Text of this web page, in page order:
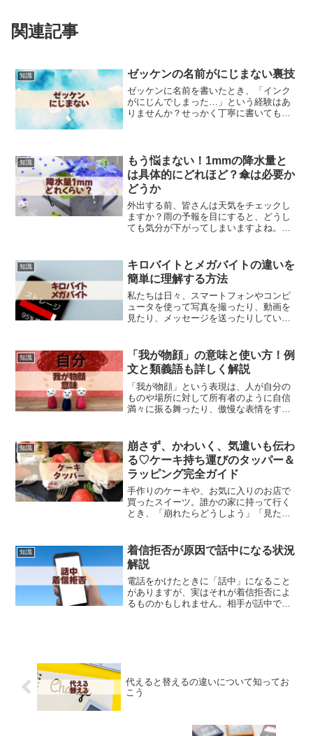
関連記事
知識 ゼッケンの名前がにじまない裏技
ゼッケンに名前を書いたとき、「インク
がにじんでしまった…」という経験はあ
りませんか？せっかく丁寧に書いても、
じまない裏技やアイデアを徹...
知識
もう悩まない！1mmの降水量と
は具体的にどれほど？傘は必要か
どうか
外出する前、皆さんは天気をチェックし
ますか？雨の予報を目にすると、どうし
ても気分が下がってしまいますよね。特
す。しかし、雨の予報を見たからと言っ
て、すぐに計画を変える必...
知識
キロバイトとメガバイトの違いを
簡単に理解する方法
私たちは日々、スマートフォンやコンピ
ュータを使って写真を撮ったり、動画を
見たり、メッセージを送ったりしていま
「1メガバイト(MB)」や「1ギガバイト
(GB)」といった言...
知識
「我が物顔」の意味と使い方！例
文と類義語も詳しく解説
「我が物顔」という表現は、人が自分の
ものや場所に対して所有者のように自信
満々に振る舞ったり、傲慢な表情をする
分のものかのように振る舞う人を指摘す
る際に使われます。たとえ...
知識
崩さず、かわいく、気遣いも伝わ
る♡ケーキ持ち運びのタッパー＆
ラッピング完全ガイド
手作りのケーキや、お気に入りのお店で
買ったスイーツ。誰かの家に持って行く
とき、「崩れたらどうしよう」「見た目
に、電車や自転車などで移動する時は、
ちょっとの揺れや傾きでケ...
知識
着信拒否が原因で話中になる状況
解説
電話をかけたときに「話中」になること
がありますが、実はそれが着信拒否によ
るものかもしれません。相手が話中でな
代えると替えるの違いについて知ってお
こう